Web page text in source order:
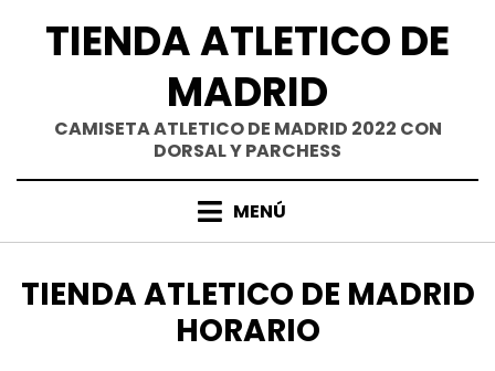
TIENDA ATLETICO DE
MADRID
CAMISETA ATLETICO DE MADRID 2022 CON
DORSAL Y PARCHESS
MENÚ
ETIQUETA
:
TIENDA ATLETICO DE MADRID
HORARIO